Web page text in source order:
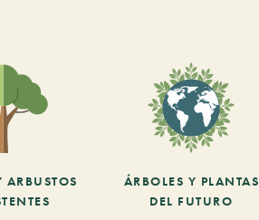
ARBUSTOS
ÁRBOLES Y PLANTAS
DEL FUTURO